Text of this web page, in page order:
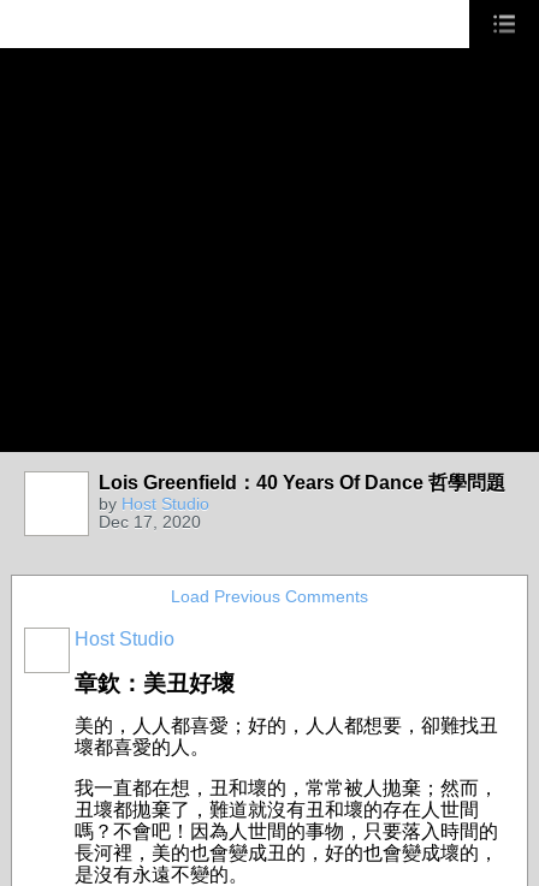
Lois Greenfield：40 Years Of Dance 哲學問題
by Host Studio
Dec 17, 2020
Load Previous Comments
Host Studio
章欽：美丑好壞
美的，人人都喜愛；好的，人人都想要，卻難找丑
壞都喜愛的人。
我一直都在想，丑和壞的，常常被人拋棄；然而，
丑壞都拋棄了，難道就沒有丑和壞的存在人世間
嗎？不會吧！因為人世間的事物，只要落入時間的
長河裡，美的也會變成丑的，好的也會變成壞的，
是沒有永遠不變的。